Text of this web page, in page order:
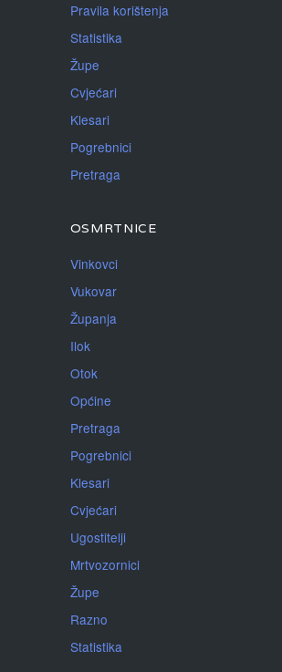
Pravila korištenja
Statistika
Župe
Cvjećari
Klesari
Pogrebnici
Pretraga
OSMRTNICE
Vinkovci
Vukovar
Županja
Ilok
Otok
Općine
Pretraga
Pogrebnici
Klesari
Cvjećari
Ugostitelji
Mrtvozornici
Župe
Razno
Statistika